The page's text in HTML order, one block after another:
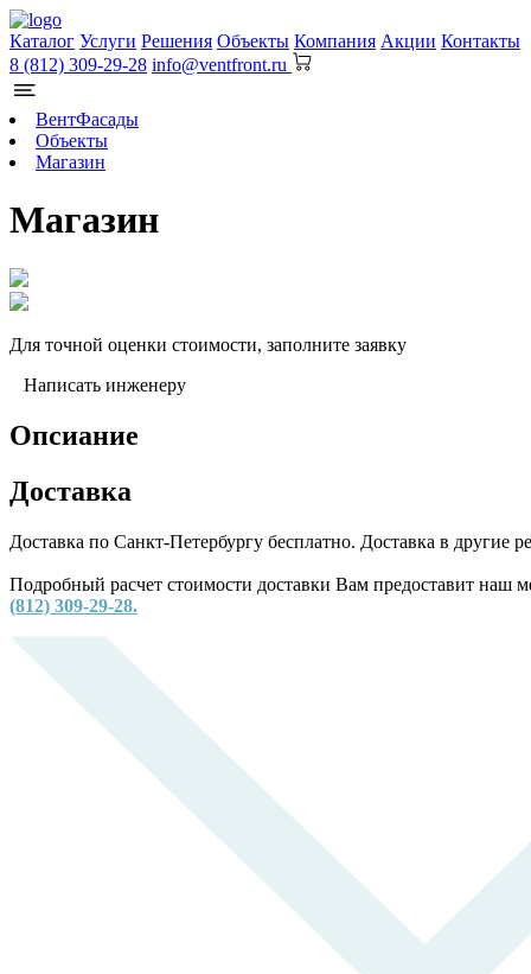
Каталог Услуги Решения Объекты Компания Акции Контакты
8 (812) 309-29-28 info@ventfront.ru
ВентФасады
Объекты
Магазин
Магазин
Для точной оценки стоимости, заполните заявку
Написать инженеру
Опсиание
Доставка
Доставка по Санкт-Петербургу бесплатно. Доставка в другие
Подробный расчет стоимости доставки Вам предоставит наш
(812) 309-29-28.